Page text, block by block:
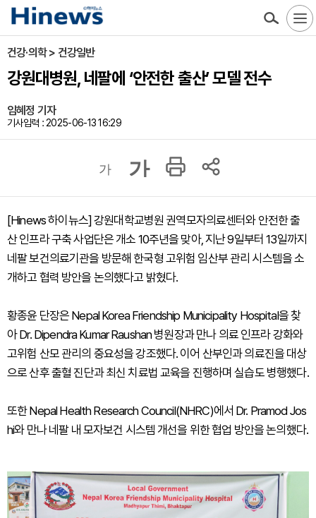
건강·의학 > 건강일반
강원대병원, 네팔에 ‘안전한 출산’ 모델 전수
임혜정 기자
기사입력 : 2025-06-13 16:29
가 가
[Hinews 하이뉴스] 강원대학교병원 권역모자의료센터와 안전한 출
산 인프라 구축 사업단은 개소 10주년을 맞아, 지난 9일부터 13일까지
네팔 보건의료기관을 방문해 한국형 고위험 임산부 관리 시스템을 소
개하고 협력 방안을 논의했다고 밝혔다.
황종윤 단장은 Nepal Korea Friendship Municipality Hospital을 찾
아 Dr. Dipendra Kumar Raushan 병원장과 만나 의료 인프라 강화와
고위험 산모 관리의 중요성을 강조했다. 이어 산부인과 의료진을 대상
으로 산후 출혈 진단과 최신 치료법 교육을 진행하며 실습도 병행했다.
또한 Nepal Health Research Council(NHRC)에서 Dr. Pramod Jos
hi와 만나 네팔 내 모자보건 시스템 개선을 위한 협업 방안을 논의했다.